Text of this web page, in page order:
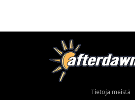
Tietoja meistä